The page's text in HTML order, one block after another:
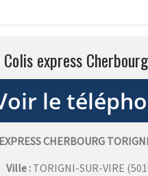
express
CHERBOURG
Ville : TORIGNI-SUR-VIRE (